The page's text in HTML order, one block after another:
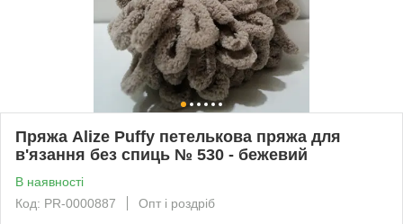
Пряжа Alize Puffy петелькова пряжа для
в'язання без спиць № 530 - бежевий
В наявності
Код: PR-0000887
Опт і роздріб